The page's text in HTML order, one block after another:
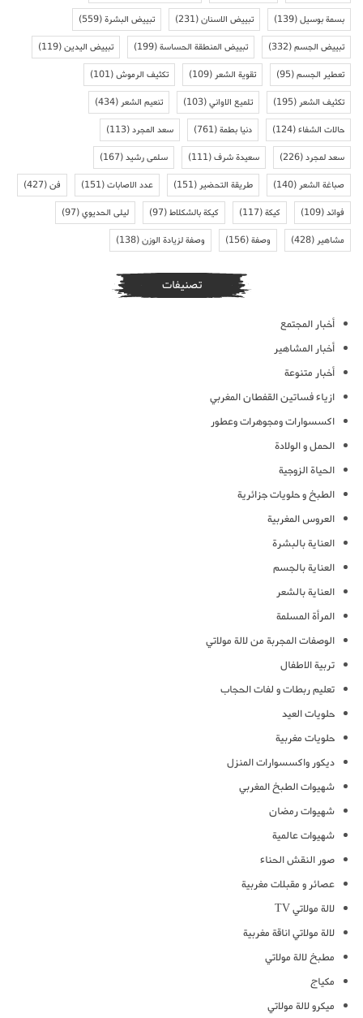
بسمة بوسيل(139) تبييض الاسنان(231) تبييض البشرة(559)
تبييض الجسم(332) تبييض المنطقة الحساسة(199) تبييض اليدين(119)
تعطير الجسم(95) تقوية الشعر(109) تكثيف الرموش(101)
تكثيف الشعر(195) تلميع الاواني(103) تنعيم الشعر(434)
حالات الشفاء(124) دنيا بطمة(761) سعد المجرد(113)
سعد لمجرد(226) سعيدة شرف(111) سلمى رشيد(167)
صباغة الشعر(140) طريقة التحضير(151) عدد الاصابات(151) فن(427)
فوائد(109) كيكة(117) كيكة بالشكلاط(97) ليلى الحديوي(97)
مشاهير(428) وصفة(156) وصفة لزيادة الوزن(138)
تصنيفات
أخبار المجتمع
أخبار المشاهير
أخبار متنوعة
ازياء فساتين القفطان المغربي
اكسسوارات ومجوهرات وعطور
الحمل و الولادة
الحياة الزوجية
الطبخ و حلويات جزائرية
العروس المغربية
العناية بالبشرة
العناية بالجسم
العناية بالشعر
المرأة المسلمة
الوصفات المجربة من لالة مولاتي
تربية الاطفال
تعليم ربطات و لفات الحجاب
حلويات العيد
حلويات مغربية
ديكور واكسسوارات المنزل
شهيوات الطبخ المغربي
شهيوات رمضان
شهيوات عالمية
صور النقش الحناء
عصائر و مقبلات مغربية
لالة مولاتي TV
لالة مولاتي اناقة مغربية
مطبخ لالة مولاتي
مكياج
ميكرو لالة مولاتي